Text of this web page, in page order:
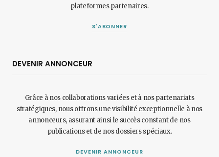
plateformes partenaires.
S'ABONNER
DEVENIR ANNONCEUR
Grâce à nos collaborations variées et à nos partenariats
stratégiques, nous offrons une visibilité exceptionnelle à nos
annonceurs, assurant ainsi le succès constant de nos
publications et de nos dossiers spéciaux.
DEVENIR ANNONCEUR